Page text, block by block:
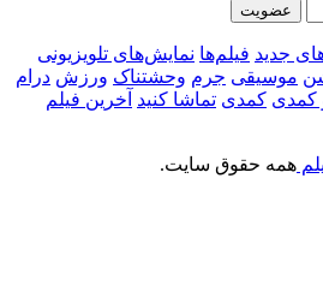
عضویت
جدید فیلم‌ها نمایش‌های تلویزیونی
موسیقی جرم وحشتناک ورزش درام
کمدی کمدی تماشا کنید آخرین فیلم
همه حقوق سایت.